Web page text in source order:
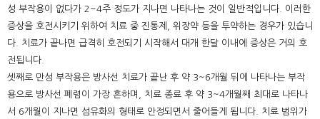
성 부작용이 없다가 2~4주 정도가 지나면 나타나는 것이 일반적입니다. 이러한
증상을 호전시키기 위하여 치료 중 진통제, 위장약 등을 투약하는 경우가 있습니
다. 치료가 끝나면 급격히 호전되기 시작해서 대개 한달 이내에 증상은 거의 호
전됩니다.
셋째로 만성 부작용은 방사선 치료가 끝난 후 약 3~6개월 뒤에 나타나는 부작
용으로 방사선 폐렴이 가장 흔하며, 치료 종료 후 약 3~4개월째 최대로 나타나
서 6개월이 지나면 섬유화의 형태로 안정되면서 줄어들게 됩니다. 치료 범위가